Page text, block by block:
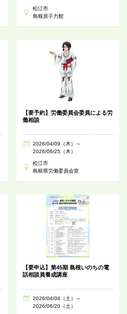
松江市
島根原子力館
【要予約】労働委員会委員による労
働相談
2026/04/09（木）～
2026/06/25（木）
松江市
島根県労働委員会室
【要申込】第45期 島根いのちの電
話相談員養成講座
2026/04/04（土）～
2026/06/20（土）